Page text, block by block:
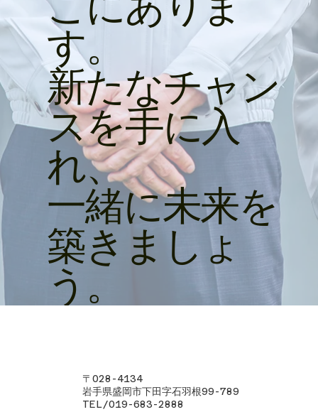
す。
新たなチャン
スを手に入
れ、
一緒に未来を
築きましょ
う。
〒028-4134
岩手県盛岡市下田字石羽根99-789
TEL/019-683-2888